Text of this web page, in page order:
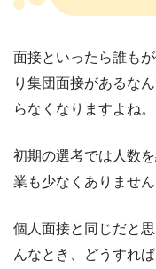
面接といったら誰も
り集団面接があるな
らなくなりますよね。
初期の選考では人数
業も少なくありません
個人面接と同じだと
んなとき、どうすれ